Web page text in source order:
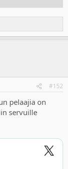
#152
pelaajia on
servuille